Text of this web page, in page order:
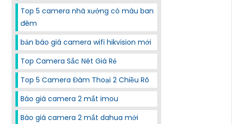
Top 5 camera nhà xưởng có màu ban
đêm
bản báo giá camera wifi hikvision mới
Top Camera Sắc Nét Giá Rẻ
Top 5 Camera Đàm Thoại 2 Chiều Rõ
Báo giá camera 2 mắt imou
Báo giá camera 2 mắt dahua mới